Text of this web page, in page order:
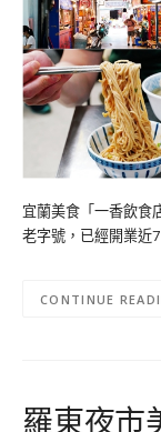
宜蘭美食「一香飲食
老字號，已經開業近
CONTINUE
羅東夜市